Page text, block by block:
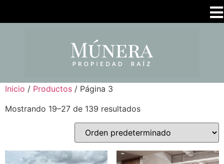
Inicio / Productos / Página 3
Mostrando 19–27 de 139 resultados